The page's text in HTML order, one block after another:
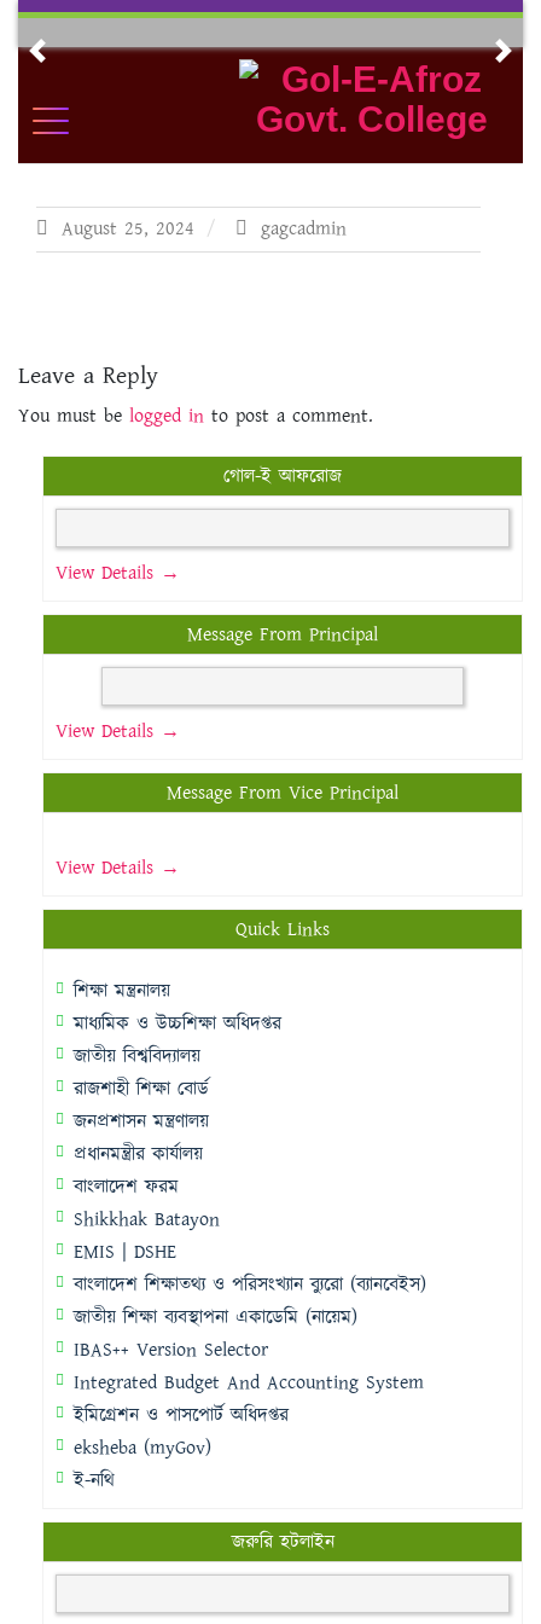
Skip
contentPrevious
August 25, 2024 gagcadmin
Leave a Reply
You must be logged in to post a comment.
গোল-ই আফরোজ
View Details →
Message From Principal
View Details →
Message From Vice Principal
View Details →
Quick Links
শিক্ষা মন্ত্রনালয়
মাধ্যমিক ও উচ্চশিক্ষা অধিদপ্তর
জাতীয় বিশ্ববিদ্যালয়
রাজশাহী শিক্ষা বোর্ড
জনপ্রশাসন মন্ত্রণালয়
প্রধানমন্ত্রীর কার্যালয়
বাংলাদেশ ফরম
Shikkhak Batayon
EMIS | DSHE
বাংলাদেশ শিক্ষাতথ্য ও পরিসংখ্যান ব্যুরো (ব্যানবেইস)
জাতীয় শিক্ষা ব্যবস্থাপনা একাডেমি (নায়েম)
IBAS++ Version Selector
Integrated Budget And Accounting System
ইমিগ্রেশন ও পাসপোর্ট অধিদপ্তর
eksheba (myGov)
ই-নথি
জরুরি হটলাইন